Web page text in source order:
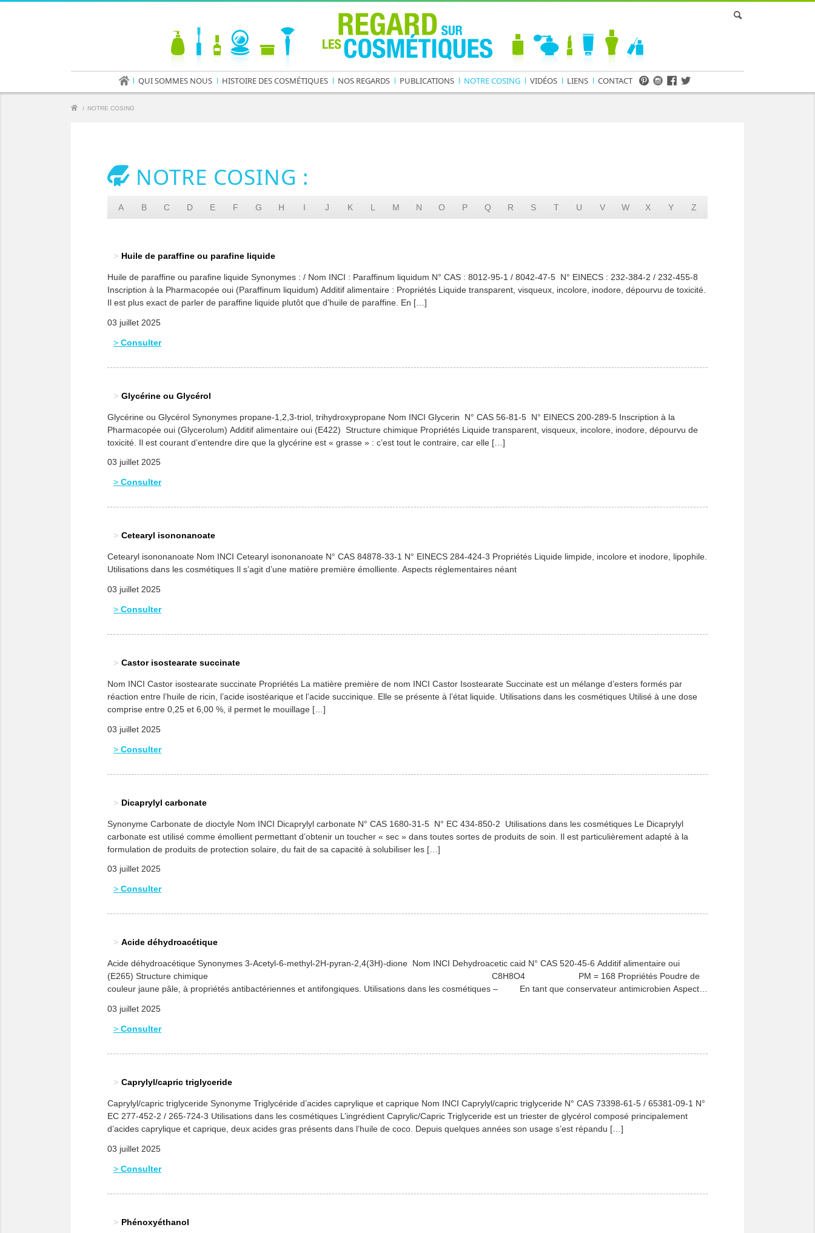
QUI SOMMES NOUS HISTOIRE DES COSMÉTIQUES NOS REGARDS PUBLICATIONS NOTRE COSING VIDÉOS LIENS CONTACT
/ NOTRE COSING
NOTRE COSING :
A B C D E F G H I J K L M N O P Q R S T U V W X Y Z
Huile de paraffine ou parafine liquide
Huile de paraffine ou parafine liquide Synonymes : / Nom INCI : Paraffinum liquidum N° CAS : 8012-95-1 / 8042-47-5 N° EINECS : 232-384-2 / 232-455-8
Inscription à la Pharmacopée oui (Paraffinum liquidum) Additif alimentaire : Propriétés Liquide transparent, visqueux, incolore, inodore, dépourvu de toxicité.
Il est plus exact de parler de paraffine liquide plutôt que d’huile de paraffine. En […]
03 juillet 2025
Consulter
Glycérine ou Glycérol
Glycérine ou Glycérol Synonymes propane-1,2,3-triol, trihydroxypropane Nom INCI Glycerin N° CAS 56-81-5 N° EINECS 200-289-5 Inscription à la
Pharmacopée oui (Glycerolum) Additif alimentaire oui (E422) Structure chimique Propriétés Liquide transparent, visqueux, incolore, inodore, dépourvu de
toxicité. Il est courant d’entendre dire que la glycérine est « grasse » : c’est tout le contraire, car elle […]
03 juillet 2025
Consulter
Cetearyl isononanoate
Cetearyl isononanoate Nom INCI Cetearyl isononanoate N° CAS 84878-33-1 N° EINECS 284-424-3 Propriétés Liquide limpide, incolore et inodore, lipophile.
Utilisations dans les cosmétiques Il s’agit d’une matière première émolliente. Aspects réglementaires néant
03 juillet 2025
Consulter
Castor isostearate succinate
Nom INCI Castor isostearate succinate Propriétés La matière première de nom INCI Castor Isostearate Succinate est un mélange d’esters formés par
réaction entre l’huile de ricin, l’acide isostéarique et l’acide succinique. Elle se présente à l’état liquide. Utilisations dans les cosmétiques Utilisé à une dose
comprise entre 0,25 et 6,00 %, il permet le mouillage […]
03 juillet 2025
Consulter
Dicaprylyl carbonate
Synonyme Carbonate de dioctyle Nom INCI Dicaprylyl carbonate N° CAS 1680-31-5 N° EC 434-850-2 Utilisations dans les cosmétiques Le Dicaprylyl
carbonate est utilisé comme émollient permettant d’obtenir un toucher « sec » dans toutes sortes de produits de soin. Il est particulièrement adapté à la
formulation de produits de protection solaire, du fait de sa capacité à solubiliser les […]
03 juillet 2025
Consulter
Acide déhydroacétique
Acide déhydroacétique Synonymes 3-Acetyl-6-methyl-2H-pyran-2,4(3H)-dione Nom INCI Dehydroacetic caid N° CAS 520-45-6 Additif alimentaire oui
(E265) Structure chimique C8H8O4 PM = 168 Propriétés Poudre de
couleur jaune pâle, à propriétés antibactériennes et antifongiques. Utilisations dans les cosmétiques – En tant que conservateur antimicrobien Aspects
03 juillet 2025
Consulter
Caprylyl/capric triglyceride
Caprylyl/capric triglyceride Synonyme Triglycéride d’acides caprylique et caprique Nom INCI Caprylyl/capric triglyceride N° CAS 73398-61-5 / 65381-09-1 N°
EC 277-452-2 / 265-724-3 Utilisations dans les cosmétiques L’ingrédient Caprylic/Capric Triglyceride est un triester de glycérol composé principalement
d’acides caprylique et caprique, deux acides gras présents dans l’huile de coco. Depuis quelques années son usage s’est répandu […]
03 juillet 2025
Consulter
Phénoxyéthanol